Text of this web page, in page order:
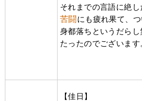
それまでの言語に絶
苦闘 にも疲れ果て、
身都落ちというだら
たったのでございます
【佳日】